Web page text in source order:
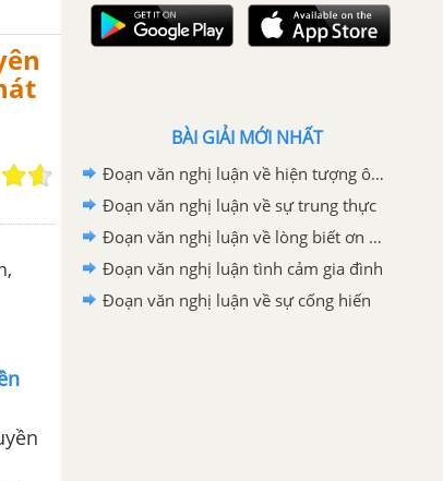
BÀI GIẢI MỚI NHẤT
Đoạn văn nghị luận về hiện tượng ô nhiễm môi trường
Đoạn văn nghị luận về sự trung thực
Đoạn văn nghị luận về lòng biết ơn của mỗi chúng ta
Đoạn văn nghị luận tình cảm gia đình
Đoạn văn nghị luận về sự cống hiến